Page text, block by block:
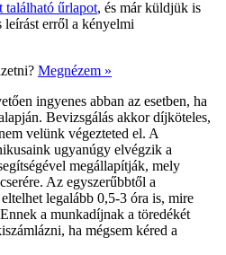
található űrlapot, és már küldjük is
leírást erről a kényelmi
Megnézem »
ingyenes abban az esetben, ha
Bevizsgálás akkor díjköteles,
velünk végezteted el. A
ugyanúgy elvégzik a
megállapítják, mely
Az egyszerűbbtől a
legalább 0,5-3 óra is, mire
a munkadíjnak a töredékét
ha mégsem kéred a